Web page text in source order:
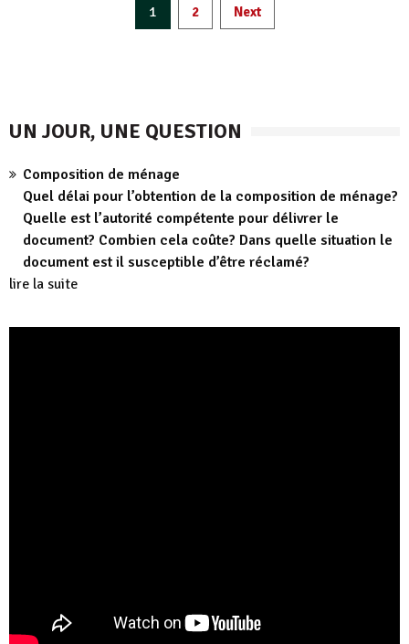
1 2 Next
UN JOUR, UNE QUESTION
Composition de ménage
Quel délai pour l’obtention de la composition de ménage?
Quelle est l’autorité compétente pour délivrer le
document? Combien cela coûte? Dans quelle situation le
document est il susceptible d’être réclamé?
lire la suite